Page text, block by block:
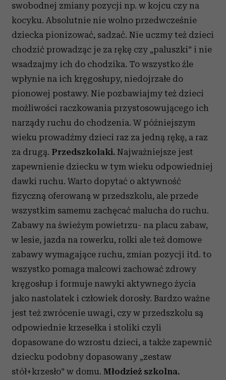
swobodnej zmiany pozycji np. w kojcu czy na
kocyku. Absolutnie nie wolno przedwcześnie
dziecka pionizować, sadzać. Nie uczmy też dzieci
chodzić prowadząc je za rękę czy „paluszki” i nie
wsadzajmy ich do chodzika. To wszystko źle
wpłynie na ich kręgosłupy, niedojrzałe do
pionowej postawy. Nie pozbawiajmy też dzieci
możliwości raczkowania przystosowującego ich
narządy ruchu do chodzenia. W późniejszym
wieku prowadźmy dzieci raz za jedną rękę, a raz
za drugą. Przedszkolaki. Najważniejsze jest
zapewnienie dziecku w tym wieku odpowiedniej
dawki ruchu. Warto dopytać o aktywność
fizyczną oferowaną w przedszkolu, ale przede
wszystkim samemu zachęcać malucha do ruchu.
Zabawy na świeżym powietrzu- na placu zabaw,
w lesie, jazda na rowerku, rolki ale też domowe
zabawy wymagające ruchu, zmian pozycji itd. to
wszystko pomaga malcowi zachować zdrowy
kręgosłup i formuje nawyki aktywnego życia
jako nastolatek i człowiek dorosły. Bardzo ważne
jest też zwrócenie uwagi, czy w przedszkolu są
odpowiednie krzesełka i stoliki czyli
dopasowane do wzrostu dzieci, a także zapewnić
dziecku podobny dopasowany „zestaw
stół+krzesło” w domu. Młodzież szkolna.